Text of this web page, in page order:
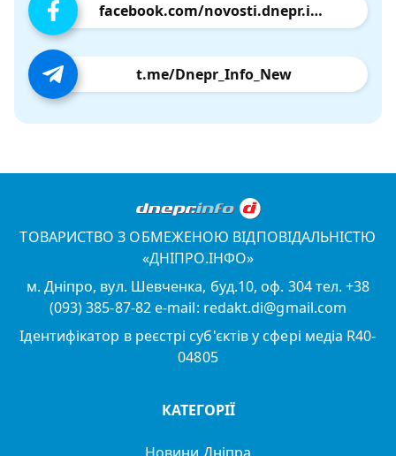
facebook.com/novosti.dnepr.info
t.me/Dnepr_Info_New
ТОВАРИСТВО З ОБМЕЖЕНОЮ ВІДПОВІДАЛЬНІСТЮ
«ДНІПРО.ІНФО»
м. Дніпро, вул. Шевченка, буд.10, оф. 304 тел. +38
(093) 385-87-82 e-mail: redakt.di@gmail.com
Ідентифікатор в реєстрі суб'єктів у сфері медіа R40-
04805
КАТЕГОРІЇ